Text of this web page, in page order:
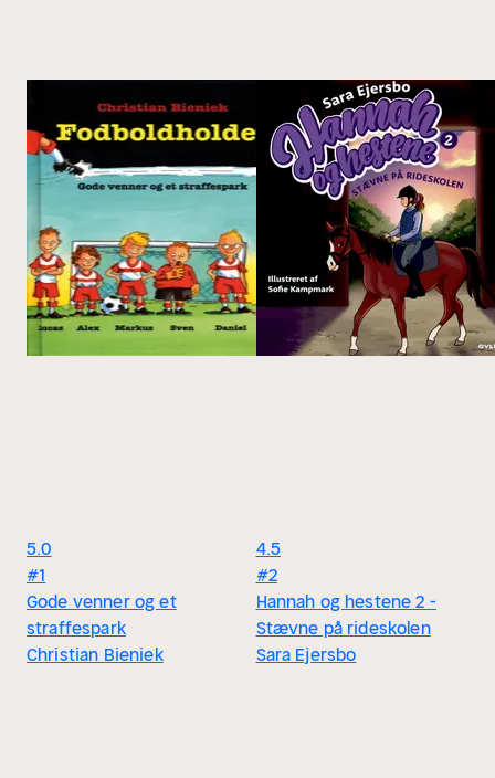
5.0
#1
Gode venner og et
straffespark
Christian Bieniek
4.5
#2
Hannah og hestene 2 -
Stævne på rideskolen
Sara Ejersbo